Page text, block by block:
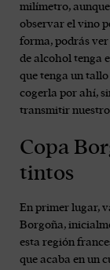
milímetro,
observar el vino
forma, podrás
de alcohol tenga
que tenga un
cogerla por ahí,
transmitir
Copa
tintos
En primer lugar,
Borgoña,
esta región
que acaba en un